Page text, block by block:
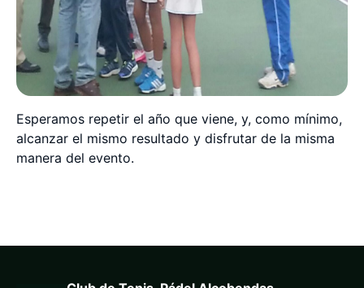
Esperamos repetir el año que viene, y, como mínimo,
alcanzar el mismo resultado y disfrutar de la misma
manera del evento.